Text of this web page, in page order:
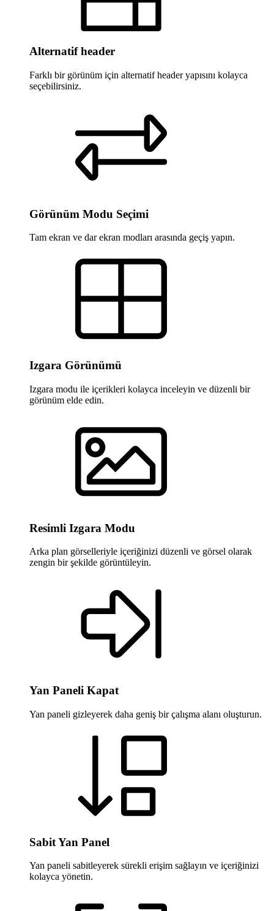
Alternatif header
Farklı bir görünüm için alternatif header yapısını kolayca
seçebilirsiniz.
Görünüm Modu Seçimi
Tam ekran ve dar ekran modları arasında geçiş yapın.
Izgara Görünümü
Izgara modu ile içerikleri kolayca inceleyin ve düzenli bir
görünüm elde edin.
Resimli Izgara Modu
Arka plan görselleriyle içeriğinizi düzenli ve görsel olarak
zengin bir şekilde görüntüleyin.
Yan Paneli Kapat
Yan paneli gizleyerek daha geniş bir çalışma alanı oluşturun.
Sabit Yan Panel
Yan paneli sabitleyerek sürekli erişim sağlayın ve içeriğinizi
kolayca yönetin.